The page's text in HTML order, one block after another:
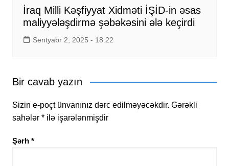
İraq Milli Kəşfiyyat Xidməti İŞİD-in əsas
maliyyələşdirmə şəbəkəsini ələ keçirdi
Sentyabr 2, 2025 - 18:22
Bir cavab yazın
Sizin e-poçt ünvanınız dərc edilməyəcəkdir. Gərəkli
sahələr *ilə işarələnmişdir
Şərh *